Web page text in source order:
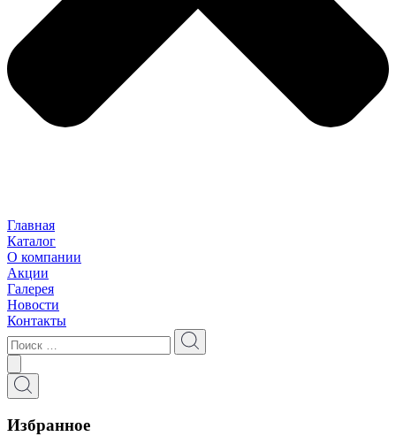
Главная
Каталог
О компании
Акции
Галерея
Новости
Контакты
Избранное